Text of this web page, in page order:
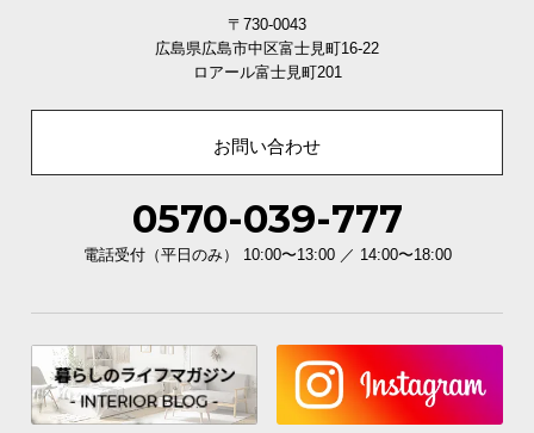
〒730-0043
広島県広島市中区富士見町16-22
ロアール富士見町201
お問い合わせ
0570-039-777
電話受付（平日のみ） 10:00〜13:00 ／ 14:00〜18:00